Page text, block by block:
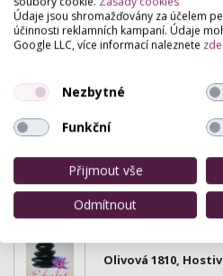
Kosmetický salón
komplexní
intenzivní kury.
Glam L studio
Havlíčkovo Náměstí
Studio krásy a zdraví
prodluzovani vlasu,
kosmetika, esteticke
botox,…
Olivová 1810,
Údaje jsou shromažďovány za účelem
účinnosti reklamních kampaní. Údaje
Google LLC, více informací naleznete zde
Nezbytné
Funkční
Přijmout vše
Odmítnout